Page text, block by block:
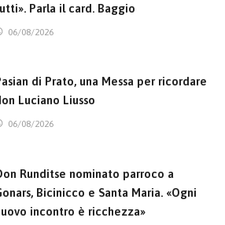
Parla il card. Baggio
06/08/2026
di Prato, una Messa per ricordare
Luciano Liusso
06/08/2026
Runditse nominato parroco a
Bicinicco e Santa Maria. «Ogni
incontro è ricchezza»